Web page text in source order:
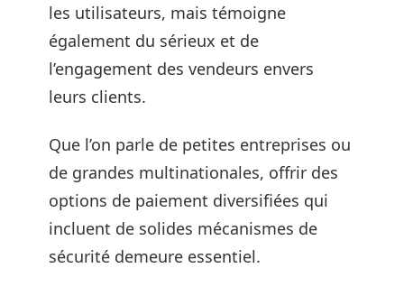
les utilisateurs, mais témoigne
également du sérieux et de
l’engagement des vendeurs envers
leurs clients.
Que l’on parle de petites entreprises ou
de grandes multinationales, offrir des
options de paiement diversifiées qui
incluent de solides mécanismes de
sécurité demeure essentiel.